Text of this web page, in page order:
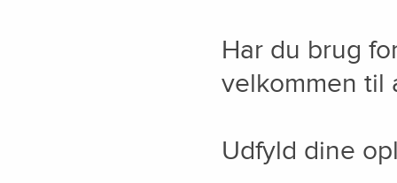
Har du brug
velkommen til
Udfyld dine